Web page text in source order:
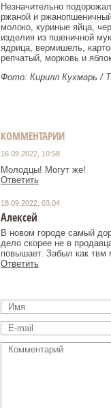
Незначительно
ржаной и
молоко, куриные яйца,
изделия из пшеничной
ядрица, вермишель,
репчатый, морковь и
Фото: Кирилл Кухмарь /
КОММЕНТАРИИ
16.09.2022, 10:58
Молодцы! Могут же!
Ответить
18.09.2022, 03:04
Алексей
В новом городе самый
дело скорее не в
повышает. Забыл как твм
Ответить